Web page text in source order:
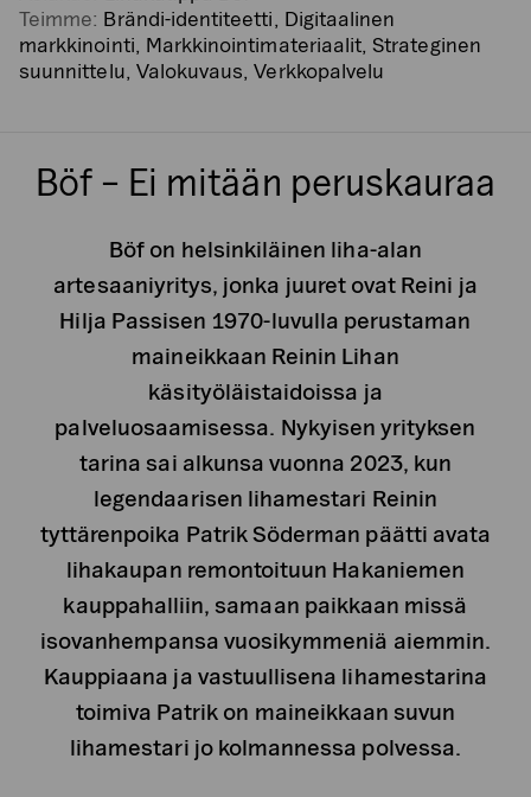
Teimme: Brändi-identiteetti, Digitaalinen
markkinointi, Markkinointimateriaalit, Strateginen
suunnittelu, Valokuvaus, Verkkopalvelu
Böf – Ei mitään peruskauraa
Böf on helsinkiläinen liha-alan
artesaaniyritys, jonka juuret ovat Reini ja
Hilja Passisen 1970-luvulla perustaman
maineikkaan Reinin Lihan
käsityöläistaidoissa ja
palveluosaamisessa. Nykyisen yrityksen
tarina sai alkunsa vuonna 2023, kun
legendaarisen lihamestari Reinin
tyttärenpoika Patrik Söderman päätti avata
lihakaupan remontoituun Hakaniemen
kauppahalliin, samaan paikkaan missä
isovanhempansa vuosikymmeniä aiemmin.
Kauppiaana ja vastuullisena lihamestarina
toimiva Patrik on maineikkaan suvun
lihamestari jo kolmannessa polvessa.